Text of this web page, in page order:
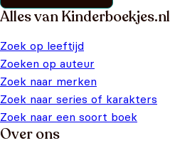
Alles van Kinderboekjes.nl
Zoek op leeftijd
Zoeken op auteur
Zoek naar merken
Zoek naar series of karakters
Zoek naar een soort boek
Over ons